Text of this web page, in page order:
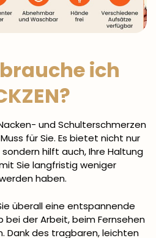
ich
und Schulterschmerzen
Muss für Sie. Es bietet nicht nur
hilft auch, Ihre Haltung
Sie langfristig weniger
haben.
überall eine entspannende
bei der Arbeit, beim Fernsehen
Dank des tragbaren, leichten